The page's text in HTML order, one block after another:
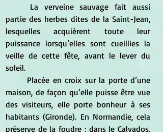
partie des herbes dites de la Saint-Jean,
lesquelles acquièrent toute leur
puissance lorsqu’elles sont cueillies la
veille de cette fête, avant le lever du
soleil.
maison, de façon qu’elle puisse être vue
des visiteurs, elle porte bonheur à ses
habitants (Gironde). En Normandie, cela
préserve de la foudre ; dans le Calvados,